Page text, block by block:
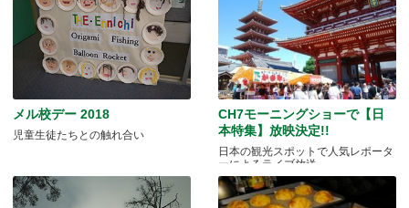
メル校デー 2018
児童生徒たちとの触れ合い
CH7モーニングショーで【日
本特集】放映決定!!
日本の観光スポットで人気レポータ
ーによるライブ放送